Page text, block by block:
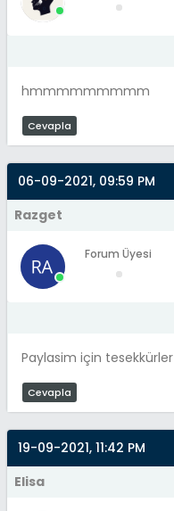
hmmmmmmmmm
Cevapla
06-09-2021, 09:59 PM
Razget
Forum Üyesi
Paylasim için tesekkürler
Cevapla
19-09-2021, 11:42 PM
Elisa